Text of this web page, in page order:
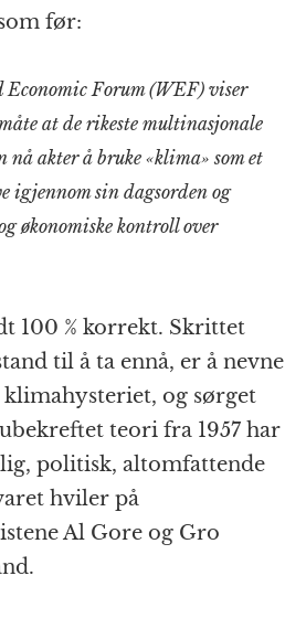
før:
Economic Forum (WEF) viser
at de rikeste multinasjonale
nå akter å bruke «klima» som et
igjennom sin dagsorden og
økonomiske kontroll over
100 % korrekt. Skrittet
til å ta ennå, er å nevne
klimahysteriet, og sørget
teori fra 1957 har
politisk, altomfattende
hviler på
Al Gore og Gro